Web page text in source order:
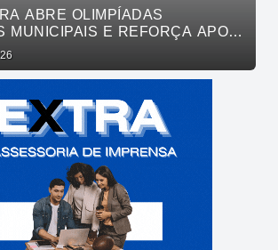
ABRE OLIMPÍADAS
MUNICIPAIS E REFORÇA APOIO
DE JOÃO PESSOA AO